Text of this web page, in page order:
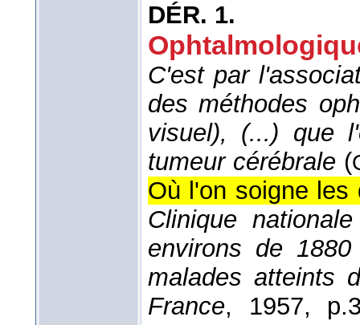
DÉR. 1.
C'est par
des méthodes
visuel), (...) que
tumeur cérébrale (
Où l'on soigne les
Clinique
environs de
malades atteints
France, 1957,